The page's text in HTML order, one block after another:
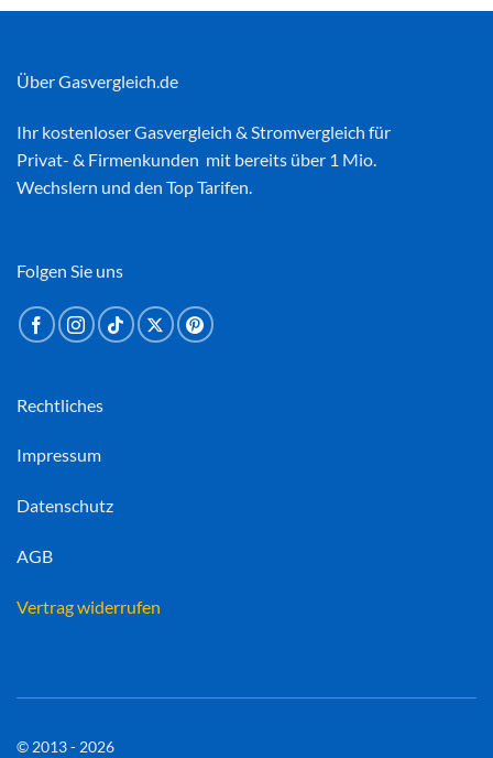
Über Gasvergleich.de
Ihr kostenloserGasvergleich & Stromvergleich für
Privat- & Firmenkunden mit bereits über 1 Mio.
Wechslern und den Top Tarifen.
Rechtliches
Impressum
Datenschutz
AGB
Vertrag widerrufen
Folgen Sie uns
© 2013 - 2026